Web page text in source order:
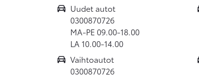
Uudet autot
0300870726
MA-PE 09.00-18.00
LA 10.00-14.00
Vaihtoautot
0300870726